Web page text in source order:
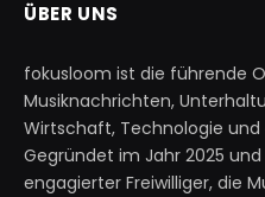
ÜBER UNS
fokusloom ist die führende
Musiknachrichten,
Wirtschaft, Technologie
Gegründet im Jahr 2025
engagierter Freiwilliger, die